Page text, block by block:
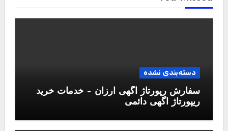
دسته‌بندی نشده
سفارش رپورتاژ آگهی ارزان – خدمات خرید
ریپورتاژ اگهی دائمی